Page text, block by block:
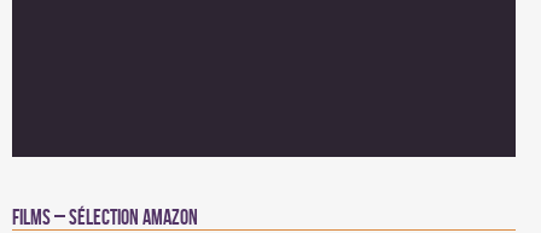
Films – Sélection Amazon